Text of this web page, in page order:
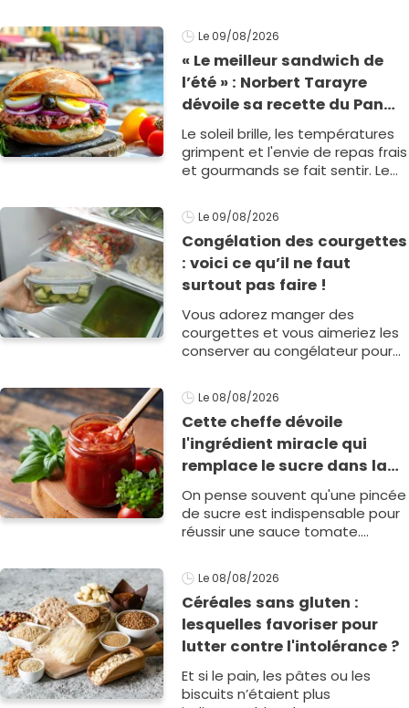
Julie Andrieu, aussi délicieuse
que saine.
Le 09/08/2026
« Le meilleur sandwich de
l’été » : Norbert Tarayre
dévoile sa recette du Pan
Bagnat ultra-simple et
irrésistible !
Le soleil brille, les températures
grimpent et l'envie de repas frais
et gourmands se fait sentir. Le
sa version ultra-gourmande du
mythique Pan Bagnat ni&ccedi1
Le 09/08/2026
Congélation des courgettes
: voici ce qu’il ne faut
surtout pas faire !
Vous adorez manger des
courgettes et vous aimeriez les
conserver au congélateur pour
plats pour toute votre famille ?
Voici les erreurs qu'il faut absolu1
Le 08/08/2026
Cette cheffe dévoile
l'ingrédient miracle qui
remplace le sucre dans la
sauce tomate pour corriger
l’acidité
On pense souvent qu'une pincée
de sucre est indispensable pour
réussir une sauce tomate.
qu'un autre ingrédient, bien plus
subtil, permet d'obtenir u1
Le 08/08/2026
Céréales sans gluten :
lesquelles favoriser pour
lutter contre l'intolérance ?
Et si le pain, les pâtes ou les
biscuits n’étaient plus